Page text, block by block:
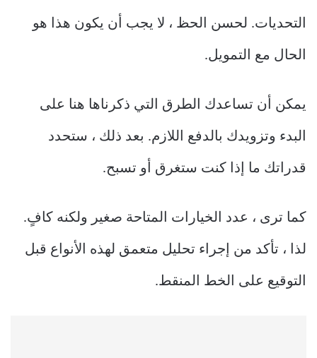
التحديات. لحسن الحظ ، لا يجب أن يكون هذا هو
الحال مع التمويل.
يمكن أن تساعدك الطرق التي ذكرناها هنا على
البدء وتزويدك بالدفع اللازم. بعد ذلك ، ستحدد
قدراتك ما إذا كنت ستغرق أو تسبح.
كما ترى ، عدد الخيارات المتاحة صغير ولكنه كافٍ.
لذا ، تأكد من إجراء تحليل متعمق لهذه الأنواع قبل
التوقيع على الخط المنقط.